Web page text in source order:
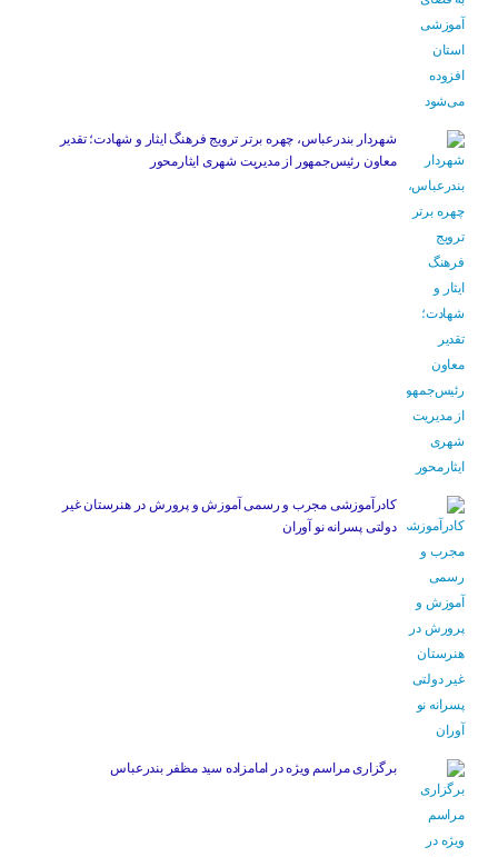
شهردار بندرعباس، چهره برتر ترویج فرهنگ ایثار و شهادت؛ تقدیر
معاون رئیس‌جمهور از مدیریت شهری ایثارمحور
کادرآموزشی مجرب و رسمی آموزش و پرورش در هنرستان غیر
دولتی پسرانه نو آوران
برگزاری مراسم ویژه در امامزاده سید مظفر بندرعباس